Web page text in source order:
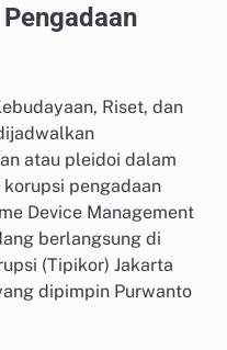
Riset, dan
atau pleidoi dalam
pengadaan
Device Management
berlangsung di
(Tipikor) Jakarta
dipimpin Purwanto